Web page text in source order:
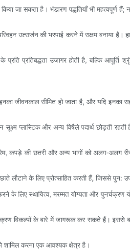
सकता है। भंडारण पद्धतियाँ भी महत्वपूर्ण हैं;
उत्सर्जन की भरपाई करने में सक्षम बनाया
प्रति प्रतिबद्धता उजागर होती है, बल्कि
जीवनकाल सीमित हो जाता है, और यदि इनका
प्लास्टिक और अन्य विषैले पदार्थ छोड़ती
कपड़े की छतरी और अन्य भागों को अलग-अलग
लौटाने के लिए प्रोत्साहित करती हैं, जिससे पुन:
लिए स्थायित्व, मरम्मत योग्यता और पुनर्चक्रण
विकल्पों के बारे में जागरूक कर सकते हैं। इससे
शामिल करना एक आवश्यक क्षेत्र है।